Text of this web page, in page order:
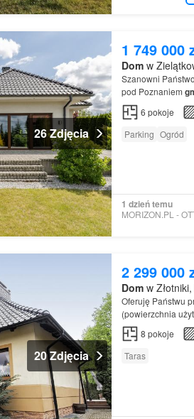
26 Zdjęcia
1 749 000
Domw
Szanowni
pod Poznaniem
6 pokoje
Parking Ogród
1 dzień temu
20 Zdjęcia
2 299 000
Domw
Oferuję Państwu
(powierzchnia
8 pokoje
Taras